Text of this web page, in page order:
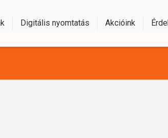
Digitális nyomtatás Akcióink